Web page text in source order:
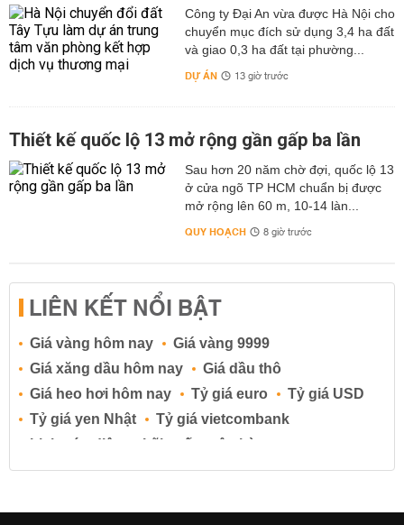
Công ty Đại An vừa được Hà Nội cho
chuyển mục đích sử dụng 3,4 ha đất
và giao 0,3 ha đất tại phường...
DỰ ÁN 13 giờ trước
Thiết kế quốc lộ 13 mở rộng gần gấp ba lần
Sau hơn 20 năm chờ đợi, quốc lộ 13
ở cửa ngõ TP HCM chuẩn bị được
mở rộng lên 60 m, 10-14 làn...
QUY HOẠCH 8 giờ trước
LIÊN KẾT NỔI BẬT
Giá vàng hôm nay
Giá vàng 9999
Giá xăng dầu hôm nay
Giá dầu thô
Giá heo hơi hôm nay
Tỷ giá euro
Tỷ giá USD
Tỷ giá yen Nhật
Tỷ giá vietcombank
Lịch cúp điện
Lãi suất ngân hàng
Lãi suất tiết kiệm
Lãi suất tiền gửi